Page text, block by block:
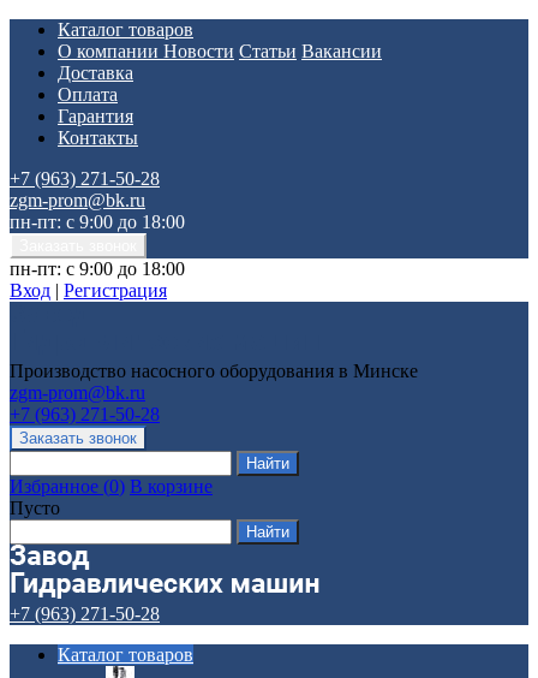
Каталог товаров
О компании Новости Статьи Вакансии
Доставка
Оплата
Гарантия
Контакты
+7 (963) 271-50-28
zgm-prom@bk.ru
пн-пт: с 9:00 до 18:00
пн-пт: с 9:00 до 18:00
Вход | Регистрация
Производство насосного оборудования в Минске
zgm-prom@bk.ru
+7 (963) 271-50-28
Избранное (0) В корзине
Пусто
+7 (963) 271-50-28
Каталог товаров